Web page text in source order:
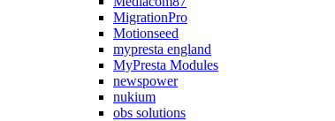
MigrationPro
Motionseed
mypresta england
MyPresta Modules
newspower
nukium
obs solutions